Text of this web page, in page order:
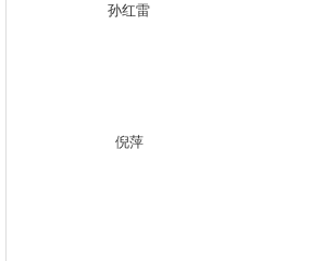
孙红雷
倪萍